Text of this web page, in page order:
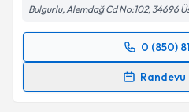
kapsamda işlenmesini
Takvim
Bulgurlu, Alemdağ Cd No:102, 34696
0 (850)
Randevu
Randevu Takvimi